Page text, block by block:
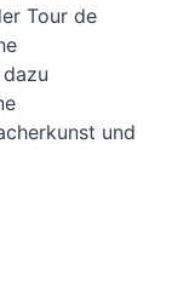
Tour de
und